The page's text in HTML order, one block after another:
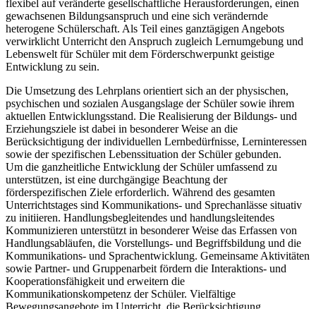
flexibel auf veränderte gesellschaftliche Herausforderungen, einen
gewachsenen Bildungsanspruch und eine sich verändernde
heterogene Schülerschaft. Als Teil eines ganztägigen Angebots
verwirklicht Unterricht den Anspruch zugleich Lernumgebung und
Lebenswelt für Schüler mit dem Förderschwerpunkt geistige
Entwicklung zu sein.
Die Umsetzung des Lehrplans orientiert sich an der physischen,
psychischen und sozialen Ausgangslage der Schüler sowie ihrem
aktuellen Entwicklungsstand. Die Realisierung der Bildungs- und
Erziehungsziele ist dabei in besonderer Weise an die
Berücksichtigung der individuellen Lernbedürfnisse, Lerninteressen
sowie der spezifischen Lebenssituation der Schüler gebunden.
Um die ganzheitliche Entwicklung der Schüler umfassend zu
unterstützen, ist eine durchgängige Beachtung der
förderspezifischen Ziele erforderlich. Während des gesamten
Unterrichtstages sind Kommunikations- und Sprechanlässe situativ
zu initiieren. Handlungsbegleitendes und handlungsleitendes
Kommunizieren unterstützt in besonderer Weise das Erfassen von
Handlungsabläufen, die Vorstellungs- und Begriffsbildung und die
Kommunikations- und Sprachentwicklung. Gemeinsame Aktivitäten
sowie Partner- und Gruppenarbeit fördern die Interaktions- und
Kooperationsfähigkeit und erweitern die
Kommunikationskompetenz der Schüler. Vielfältige